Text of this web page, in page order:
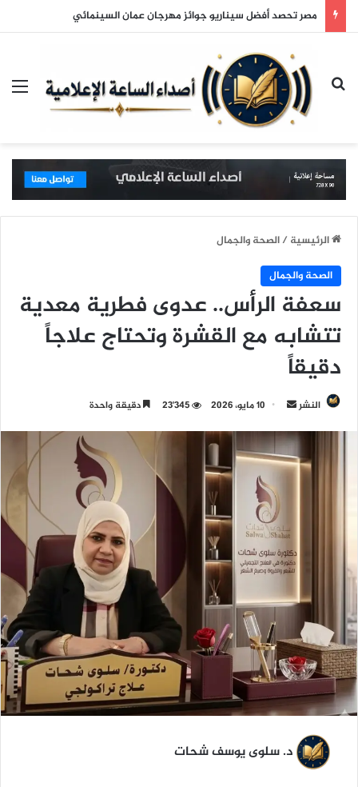
مصر تحصد أفضل سيناريو جوائز مهرجان عمان السينمائي
بحث عن
الرئيسية/الصحة والجمال
الصحة والجمال
سعفة الرأس.. عدوى فطرية معدية
تتشابه مع القشرة وتحتاج علاجاً
دقيقاً
النشر
س
ل
د
ا
ل
ت
ر
و
ن
ي
10 مايو، 2026 23٬345 دقيقة واحدة
د. سلوى يوسف شحات